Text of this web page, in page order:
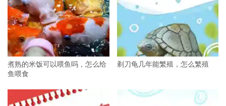
煮熟的米饭可以喂鱼吗，怎么给
鱼喂食
剃刀龟几年能繁殖，怎么繁殖